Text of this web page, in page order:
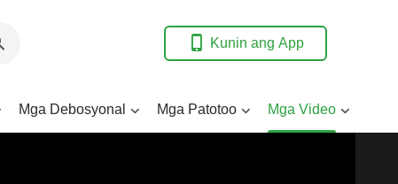
Kunin ang App
Mga Debosyonal Mga Patotoo Mga Video